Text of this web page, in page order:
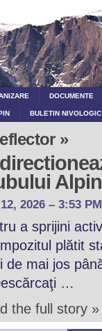
DOCUMENTE
BULETIN
»
2026 – 3:53 PM
a sprijini
plătit
de mai jos
…
the full story »